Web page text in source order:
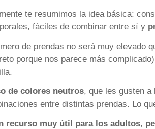
te resumimos la idea básica:
fáciles de combinar entre sí y
de prendas no será muy elevado
porque nos parece más
de colores neutros, que les gusten
entre distintas prendas. Lo
recurso muy útil para los adultos,